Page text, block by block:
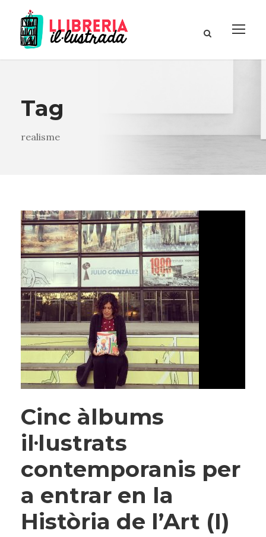
Tag
realisme
Cinc àlbums
il·lustrats
contemporanis per
a entrar en la
Història de l’Art (I)